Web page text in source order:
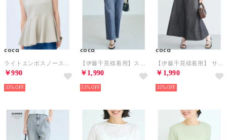
coca
￥990
33%
coca
￥1,990
33%
coca
￥1,990
33%